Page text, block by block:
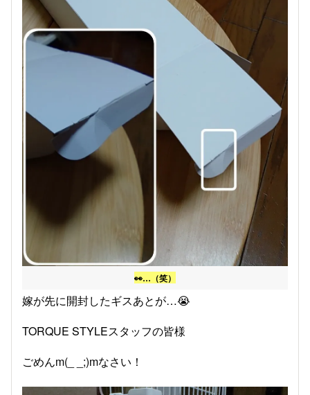
👀…（笑）
嫁が先に開封したギスあとが…😭
TORQUE STYLEスタッフの皆様
ごめんm(_ _;)mなさい！